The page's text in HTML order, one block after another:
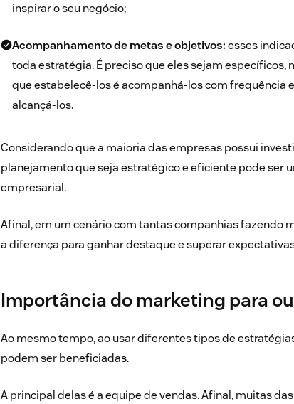
inspirar o seu negócio;
Acompanhamento de metas e objetivos:esses
toda estratégia. É preciso que eles sejam
que estabelecê-los é acompanhá-los com frequência
alcançá-los.
Considerando que a maioria das empresas possui
planejamento que seja estratégico e eficiente pode ser
empresarial.
Afinal, em um cenário com tantas companhias fazendo
a diferença para ganhar destaque e superar
Importância do marketing para
Ao mesmo tempo, ao usar diferentes tipos de
podem ser beneficiadas.
A principal delas é a equipe de vendas. Afinal, muitas